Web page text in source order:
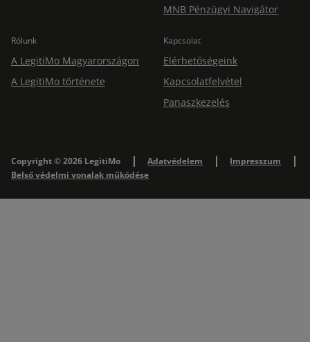
MNB Pénzügyi Navigátor
Rólunk
A LegitiMo Magyarországon
A LegitiMo története
Kapcsolat
Elérhetőségeink
Kapcsolatfelvétel
Panaszkezelés
Copyright © 2026 LegitiMo Adatvédelem
Impresszum
Belső védelmi vonalak működése